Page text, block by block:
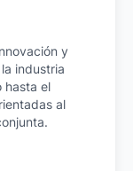
y
industria
hasta el
al